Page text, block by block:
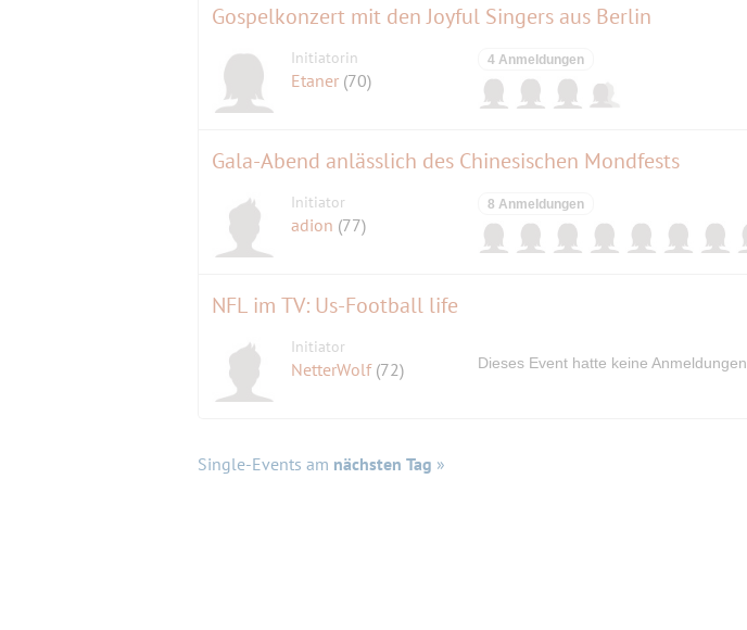
Gospelkonzert mit den Joyful Singers aus Berlin
Initiatorin
Etaner (70)
4 Anmeldungen
Gala-Abend anlässlich des Chinesischen Mondfests
Initiator
adion (77)
8 Anmeldungen
NFL im TV: Us-Football life
Initiator
NetterWolf (72) Dieses Event hatte keine Anmeldungen
Single-Events am nächsten Tag »